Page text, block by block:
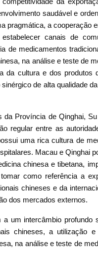
saudável e
pragmática, a cooperação
canais de
de medicamentos
na análise e teste de
da cultura e dos produtos
de alta qualidade
Província de Qinghai,
regular entre as
uma rica cultura de
Macau e Qinghai
chinesa e tibetana,
como referência a
chineses e da
dos mercados externos.
um intercâmbio
chineses, a utilização e
na análise e teste de